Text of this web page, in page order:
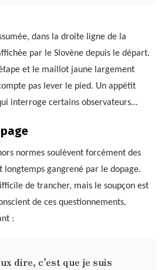
dans la droite ligne de la
par le Slovène depuis le départ.
et le maillot jaune largement
pas lever le pied. Un appétit
interroge certains observateurs…
normes soulèvent forcément des
longtemps gangrené par le dopage.
de trancher, mais le soupçon est
de ces questionnements,
:
dire, c’est que je suis